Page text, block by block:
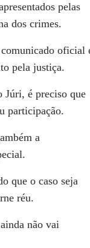
pelas
dos crimes.
comunicado oficial
pela justiça.
Júri, é preciso que
participação.
a
que o caso seja
réu.
não vai